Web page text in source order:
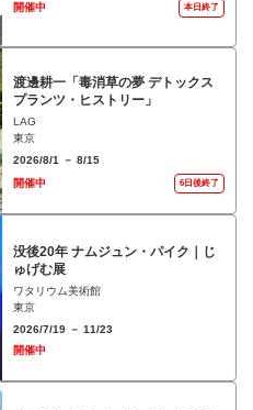
開催中
本日終了
渡邊耕一「毒消草の夢 デトックス
プランツ・ヒストリー」
LAG
東京
2026/8/1 － 8/15
開催中
6日後終了
没後20年 ナムジュン・パイク｜じ
ゅげむ展
ワタリウム美術館
東京
2026/7/19 － 11/23
開催中